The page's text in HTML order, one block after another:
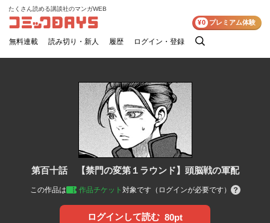
コミックDAYS
たくさん読める講談社のマンガWEB
無料連載 読み切り・新人 履歴 ログイン・登録
検
¥0 プレミアム体験
第百十話 【禁門の変第１ラウンド】頭脳戦の軍配
この作品は 作品チケット 対象です（ログインが必要です）
ログインして読む 80pt